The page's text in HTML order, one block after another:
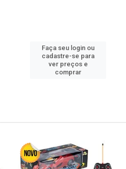
Faça seu login ou
cadastre-se para
ver preços e
comprar